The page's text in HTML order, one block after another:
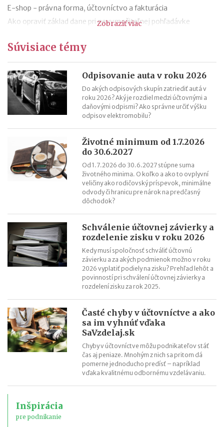
E-shop - právna forma, účtovníctvo a fakturácia
Ako opraviť základ dane pri nevymožiteľnej pohľadávke
2021
13. a 14. plat - zmeny od roku 2021
Hrubá a čistá minimálna mzda v roku 2021 (daň a odvody)
Aké je účtovné a zdaňovacie obdobie firmy v likvidácii?
Zobraziť viac
Súvisiace témy
Odpisovanie auta v roku 2026
Do akých odpisových skupín zatriediť autá v
roku 2026? Aký je rozdiel medzi účtovnými a
daňovými odpismi? Ako správne určiť výšku
odpisov elektromobilu?
Životné minimum od 1.7.2026
do 30.6.2027
Od 1.7.2026 do 30.6.2027 stúpne suma
životného minima. O koľko a ako to ovplyvní
veličiny ako rodičovský príspevok, minimálne
odvody či hranicu pre nárok na predčasný
dôchodok?
Schválenie účtovnej závierky a
rozdelenie zisku v roku 2026
Kedy musí spoločnosť schváliť účtovnú
závierku a za akých podmienok možno v roku
2026 vyplatiť podiely na zisku? Prehľad lehôt a
povinností pri schválení účtovnej závierky a
rozdelení zisku za rok 2025.
Časté chyby v účtovníctve a ako
sa im vyhnúť vďaka
SaVzdelaj.sk
Chyby v účtovníctve môžu podnikateľov stáť
čas aj peniaze. Mnohým z nich sa pritom dá
pomerne jednoducho predísť – napríklad
vďaka kvalitnému odbornému vzdelávaniu.
Inšpirácia
pre podnikanie